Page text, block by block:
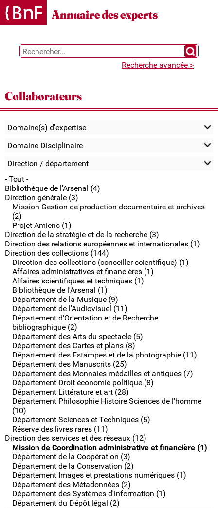
Gestion des cookies
Annuaire des experts
Chercher
Recherche avancée >
Collaborateurs
Domaine(s) d'expertise
Domaine Disciplinaire
Direction / département
- Tout -
Bibliothèque de l'Arsenal (4)
Direction générale (3)
Mission Gestion de production documentaire et archives
(2)
Projet Amiens (1)
Direction de la stratégie et de la recherche (3)
Direction des relations européennes et internationales (1)
Direction des collections (144)
Direction des collections (conseiller scientifique) (1)
Affaires administratives et financières (1)
Affaires scientifiques et techniques (1)
Bibliothèque de l'Arsenal (1)
Département de la Musique (9)
Département de l'Audiovisuel (11)
Département d'Orientation et de Recherche
bibliographique (2)
Département des Arts du spectacle (5)
Département des Cartes et plans (8)
Département des Estampes et de la photographie (11)
Département des Manuscrits (25)
Département des Monnaies médailles et antiques (7)
Département Droit économie politique (8)
Département Littérature et art (28)
Département Philosophie Histoire Sciences de l'homme
(10)
Département Sciences et Techniques (5)
Réserve des livres rares (11)
Direction des services et des réseaux (12)
Mission de Coordination administrative et financière (1)
Département de la Coopération (3)
Département de la Conservation (2)
Département Images et prestations numériques (1)
Département des Métadonnées (2)
Département des Systèmes d'information (1)
Département du Dépôt légal (2)